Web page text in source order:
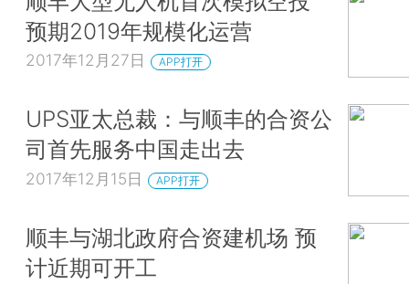
预期2019年规模化运营
2017年12月27日 APP打开
UPS亚太总裁：与顺丰的合资公
司首先服务中国走出去
2017年12月15日 APP打开
顺丰与湖北政府合资建机场 预
计近期可开工